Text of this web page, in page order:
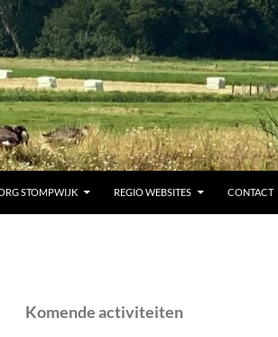
STOMPWIJK REGIO WEBSITES CONTACT
Komende activiteiten